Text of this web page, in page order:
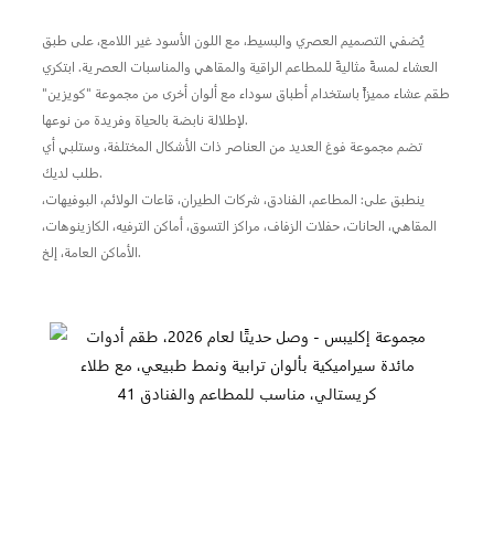
يُضفي التصميم العصري والبسيط، مع اللون الأسود غير اللامع، على طبق
العشاء لمسةً مثاليةً للمطاعم الراقية والمقاهي والمناسبات العصرية. ابتكري
طقم عشاء مميزاً باستخدام أطباق سوداء مع ألوان أخرى من مجموعة "كويزين"
لإطلالة نابضة بالحياة وفريدة من نوعها.
تضم مجموعة فوغ العديد من العناصر ذات الأشكال المختلفة، وستلبي أي
طلب لديك.
ينطبق على: المطاعم، الفنادق، شركات الطيران، قاعات الولائم، البوفيهات،
المقاهي، الحانات، حفلات الزفاف، مراكز التسوق، أماكن الترفيه، الكازينوهات،
الأماكن العامة، إلخ.